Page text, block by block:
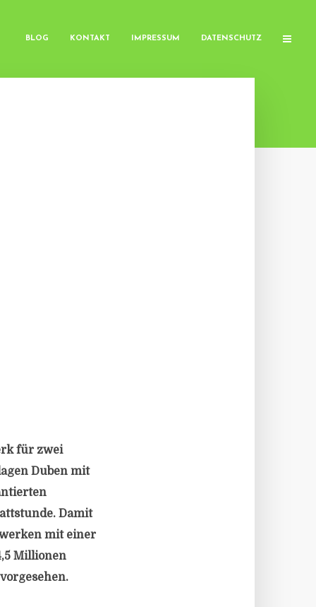
BLOG KONTAKT IMPRESSUM DATENSCHUTZ
für zwei
Duben mit
Damit
mit einer
Millionen